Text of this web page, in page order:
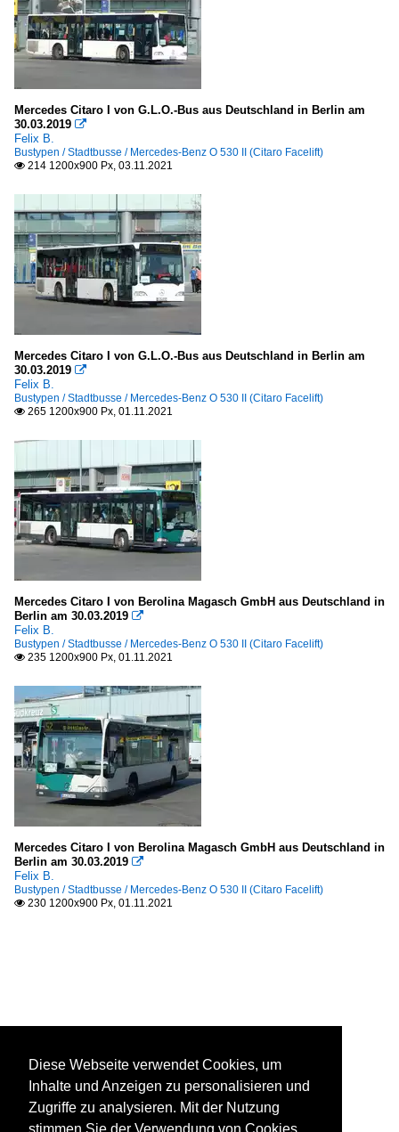
Mercedes Citaro I von G.L.O.-Bus aus Deutschland in Berlin am
30.03.2019 
Felix B.
Bustypen / Stadtbusse / Mercedes-Benz O 530 II (Citaro Facelift)
 214 1200x900 Px, 03.11.2021
Mercedes Citaro I von G.L.O.-Bus aus Deutschland in Berlin am
30.03.2019 
Felix B.
Bustypen / Stadtbusse / Mercedes-Benz O 530 II (Citaro Facelift)
 265 1200x900 Px, 01.11.2021
Mercedes Citaro I von Berolina Magasch GmbH aus Deutschland in
Berlin am 30.03.2019 
Felix B.
Bustypen / Stadtbusse / Mercedes-Benz O 530 II (Citaro Facelift)
 235 1200x900 Px, 01.11.2021
Mercedes Citaro I von Berolina Magasch GmbH aus Deutschland in
Berlin am 30.03.2019 
Felix B.
Bustypen / Stadtbusse / Mercedes-Benz O 530 II (Citaro Facelift)
 230 1200x900 Px, 01.11.2021
Diese Webseite verwendet Cookies, um
Inhalte und Anzeigen zu personalisieren und
Zugriffe zu analysieren. Mit der Nutzung